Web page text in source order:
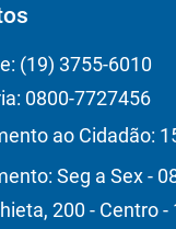
(19) 3755-6010
0800-7727456
ao Cidadão:
Seg a Sex -
200 - Centro -